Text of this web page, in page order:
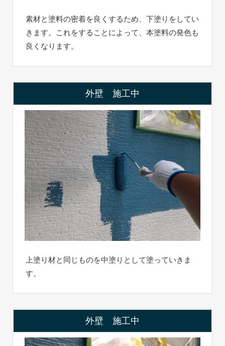
素材と塗料の密着を良くするため、下塗りをしてい
きます。これをすることによって、本塗料の発色も
良くなります。
外壁 施工中
上塗り材と同じものを中塗りとして塗っていきま
す。
外壁 施工中